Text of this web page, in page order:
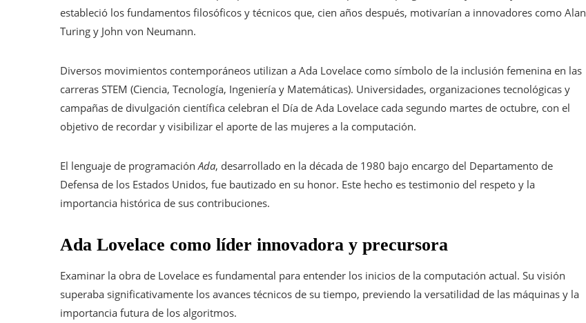
estableció los fundamentos filosóficos y técnicos que, cien años después, motivarían a innovadores como Alan
Turing y John von Neumann.
Diversos movimientos contemporáneos utilizan a Ada Lovelace como símbolo de la inclusión femenina en las
carreras STEM (Ciencia, Tecnología, Ingeniería y Matemáticas). Universidades, organizaciones tecnológicas y
campañas de divulgación científica celebran el Día de Ada Lovelace cada segundo martes de octubre, con el
objetivo de recordar y visibilizar el aporte de las mujeres a la computación.
El lenguaje de programación Ada, desarrollado en la década de 1980 bajo encargo del Departamento de
Defensa de los Estados Unidos, fue bautizado en su honor. Este hecho es testimonio del respeto y la
importancia histórica de sus contribuciones.
Ada Lovelace como líder innovadora y precursora
Examinar la obra de Lovelace es fundamental para entender los inicios de la computación actual. Su visión
superaba significativamente los avances técnicos de su tiempo, previendo la versatilidad de las máquinas y la
importancia futura de los algoritmos.